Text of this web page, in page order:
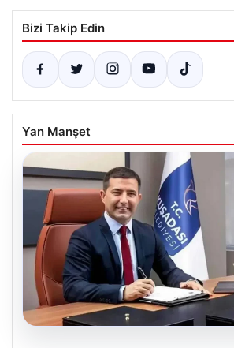
Bizi Takip Edin
Yan Manşet